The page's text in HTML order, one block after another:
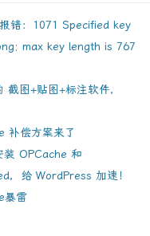
错：1071 Specified key
max key length is 767
截图+贴图+标注软件，
补偿方案来了
装 OPCache 和
，给 WordPress 加速！
暴雷